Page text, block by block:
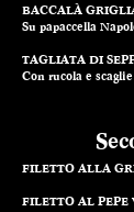
BACCALÀ
Su papaccella
TAGLIATA DI
Con rucola e
FILETTO ALLA
FILETTO AL PEPE